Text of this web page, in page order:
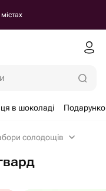
в шоколаді
солодощів